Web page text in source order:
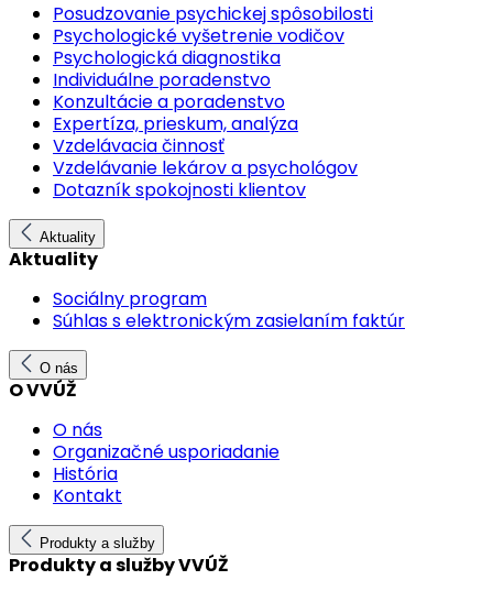
Posudzovanie psychickej spôsobilosti
Psychologické vyšetrenie vodičov
Psychologická diagnostika
Individuálne poradenstvo
Konzultácie a poradenstvo
Expertíza, prieskum, analýza
Vzdelávacia činnosť
Vzdelávanie lekárov a psychológov
Dotazník spokojnosti klientov
Aktuality
Aktuality
Sociálny program
Súhlas s elektronickým zasielaním faktúr
O nás
O VVÚŽ
O nás
Organizačné usporiadanie
História
Kontakt
Produkty a služby
Produkty a služby VVÚŽ